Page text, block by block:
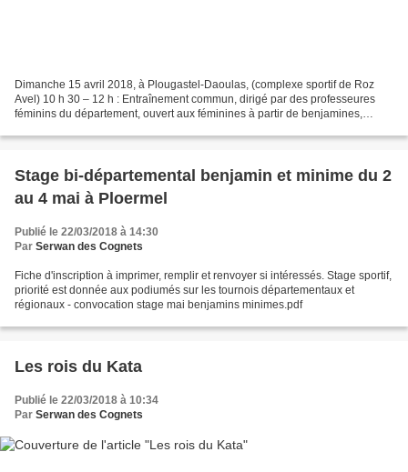
Dimanche 15 avril 2018, à Plougastel-Daoulas, (complexe sportif de Roz
Avel) 10 h 30 – 12 h : Entraînement commun, dirigé par des professeures
féminins du département, ouvert aux féminines à partir de benjamines,
Stage bi-départemental benjamin et minime du 2
au 4 mai à Ploermel
Publié le 22/03/2018 à 14:30
Par Serwan des Cognets
Fiche d'inscription à imprimer, remplir et renvoyer si intéressés. Stage sportif,
priorité est donnée aux podiumés sur les tournois départementaux et
régionaux - convocation stage mai benjamins minimes.pdf
Les rois du Kata
Publié le 22/03/2018 à 10:34
Par Serwan des Cognets